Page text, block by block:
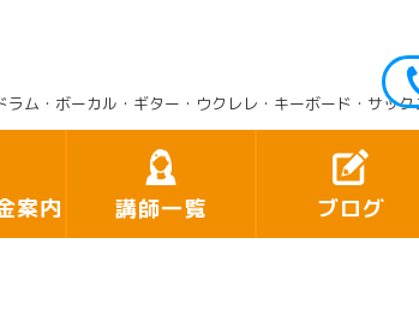
ム・ボーカル・ギター・ウクレレ・キーボード・サック
案内 講師一覧 ブログ